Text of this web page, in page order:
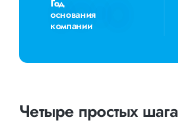
Год
основания
компании
Четыре простых